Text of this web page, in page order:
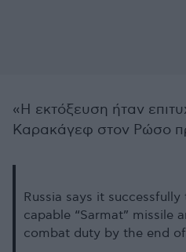
«Η εκτόξευση ήταν
Καρακάγεφ στον Ρώσο
Russia says it
capable “Sarmat” missile
combat duty by the end